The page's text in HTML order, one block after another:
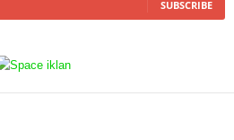
SUBSCRIBE